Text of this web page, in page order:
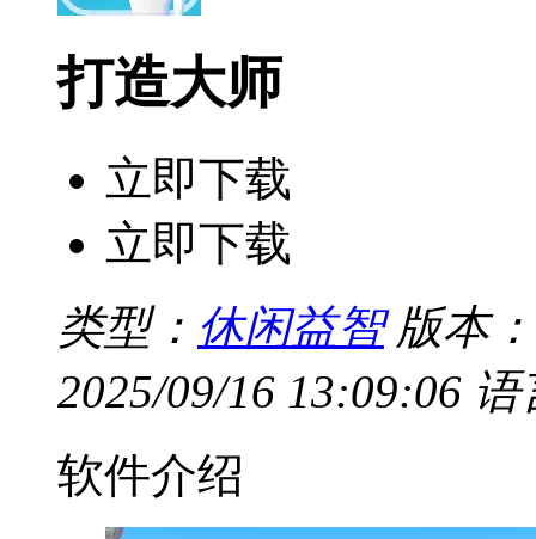
打造大师
立即下载
立即下载
类型： 休闲益智 版本
2025/09/16 13:09:06 语
软件介绍